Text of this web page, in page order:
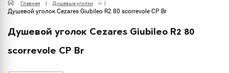
Главная Душевые уголки
Душевой уголок Cezares Giubileo R2 80 scorrevole CP Br
Душевой уголок Cezares Giubileo R2 80
scorrevole CP Br